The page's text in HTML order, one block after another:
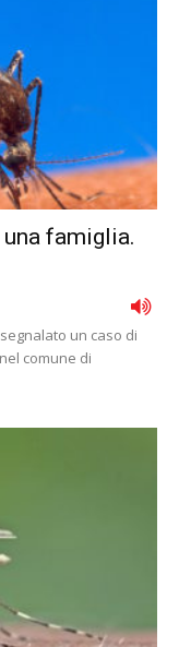
famiglia.
un caso di
comune di